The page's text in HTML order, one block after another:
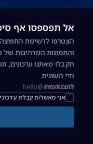
אל תפספסו אף
הצטרפו לרשימת התפוצה
והתמונות המרהיבות של
תקבלו מאתנו עדכונים,
חיי השונית.
כתובת אימייל להרשמה
אני מאשר/ת קבלת
להצטרפות